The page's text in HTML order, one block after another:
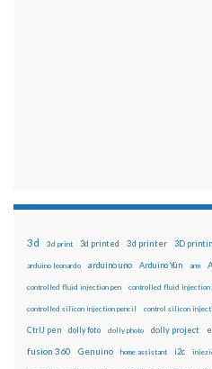
3d 3d print 3d printed 3d printer 3D
arduino leonardo arduino uno Arduino Yún arm
controlled fluid injection pen controlled fluid injection
controlled silicon injection pencil control silicon
CtrlJ pen dolly foto dolly photo dolly project
fusion 360 Genuino home assistant i2c